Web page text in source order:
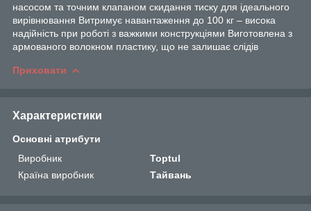
насосом та точним клапаном скидання тиску для ідеального
вирівнювання Витримує навантаження до 100 кг – висока
надійність при роботі з важкими конструкціями Виготовлена з
армованого волокном пластику, що не залишає слідів
Приховати
Характеристики
Основні атрибути
Виробник
Toptul
Країна виробник
Тайвань